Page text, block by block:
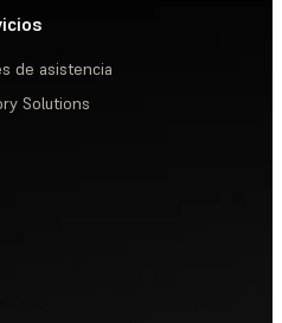
de asistencia
Solutions